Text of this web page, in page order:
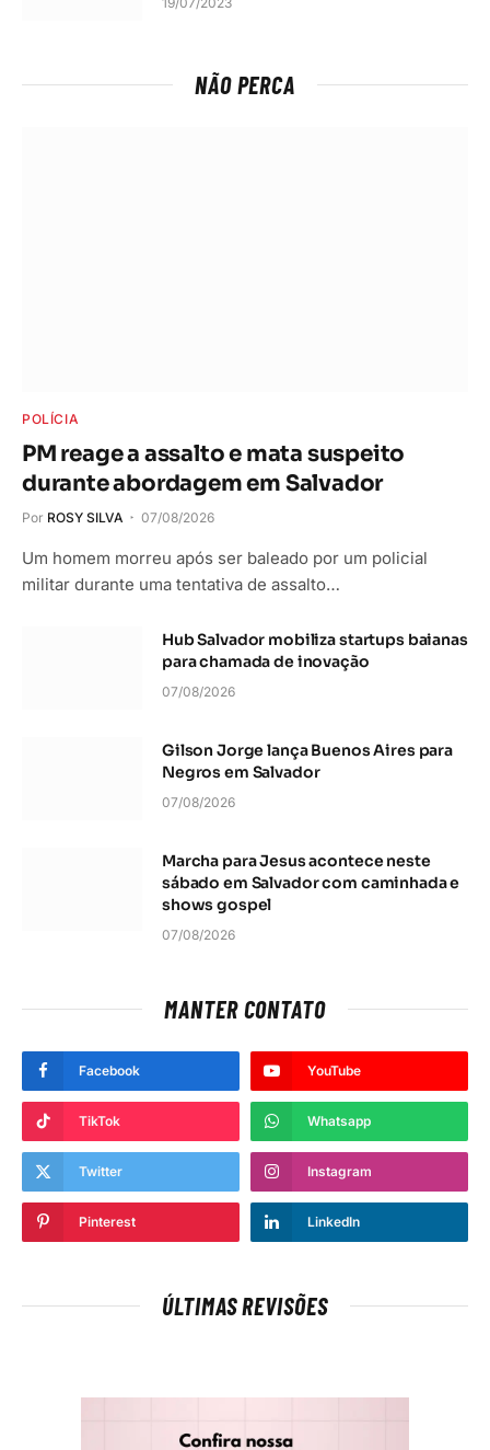
NÃO PERCA
POLÍCIA
PM reage a assalto e mata suspeito
durante abordagem em Salvador
Por ROSY SILVA 07/08/2026
Um homem morreu após ser baleado por um policial
militar durante uma tentativa de assalto…
Hub Salvador mobiliza startups baianas
para chamada de inovação
07/08/2026
Gilson Jorge lança Buenos Aires para
Negros em Salvador
07/08/2026
Marcha para Jesus acontece neste
sábado em Salvador com caminhada e
shows gospel
07/08/2026
MANTER CONTATO
Facebook YouTube
TikTok Whatsapp
Twitter Instagram
Pinterest LinkedIn
ÚLTIMAS REVISÕES